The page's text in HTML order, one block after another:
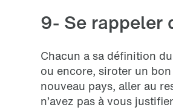
9- Se rappeler
Chacun a sa définition
ou encore, siroter un
nouveau pays, aller au
n’avez pas à vous